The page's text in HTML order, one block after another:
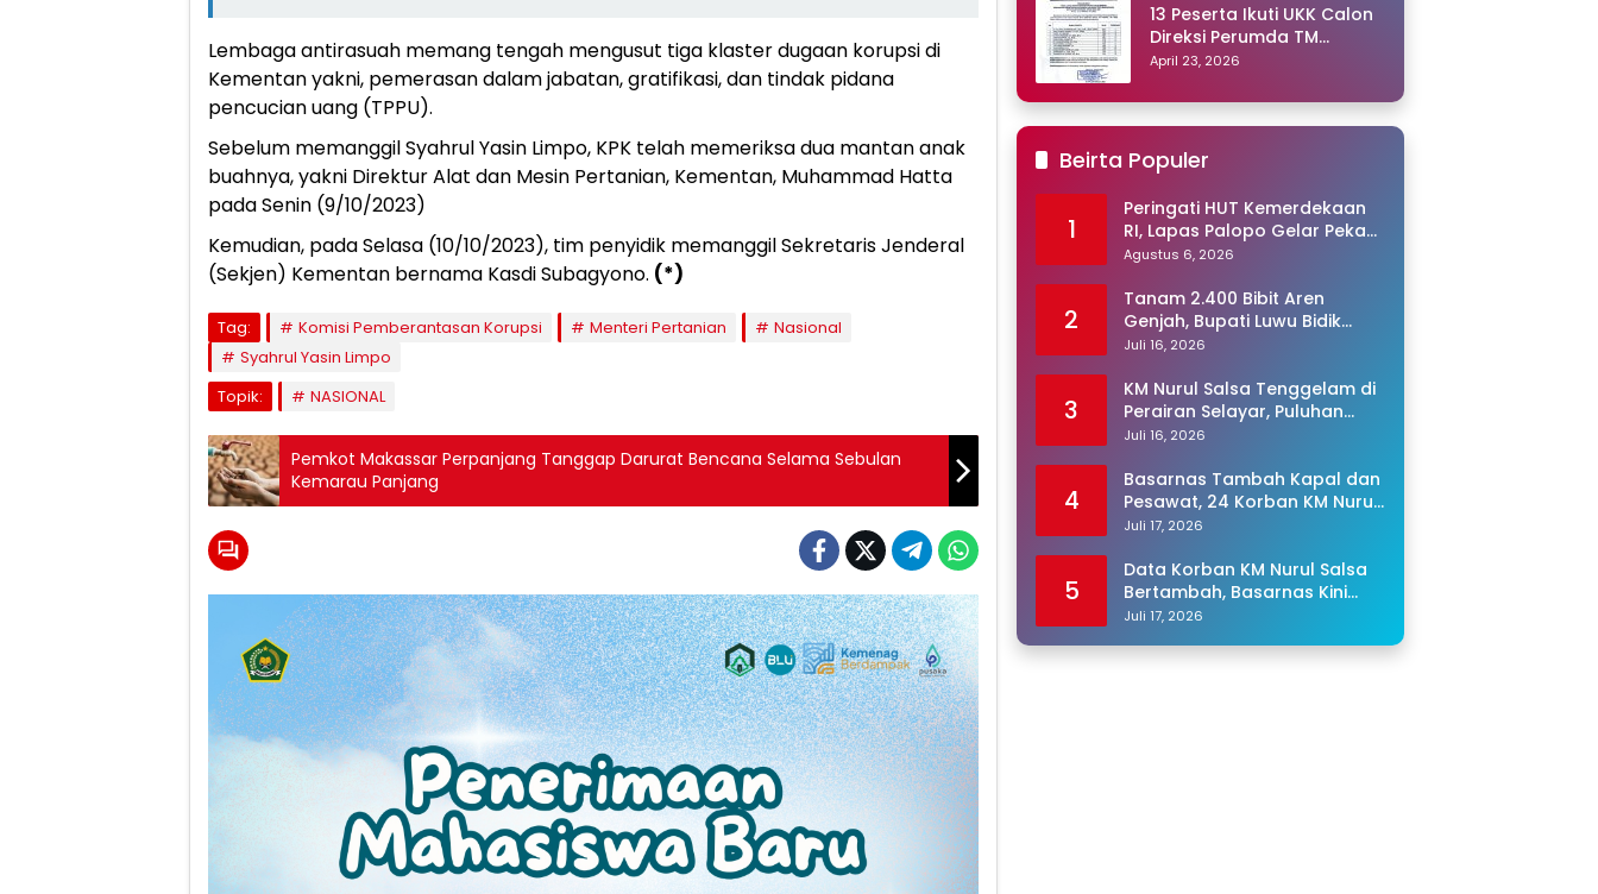
Lembaga antirasuah memang tengah mengusut tiga klaster dugaan korupsi di
Kementan yakni, pemerasan dalam jabatan, gratifikasi, dan tindak pidana
pencucian uang (TPPU).
Sebelum memanggil Syahrul Yasin Limpo, KPK telah memeriksa dua mantan anak
buahnya, yakni Direktur Alat dan Mesin Pertanian, Kementan, Muhammad Hatta
pada Senin (9/10/2023)
Kemudian, pada Selasa (10/10/2023), tim penyidik memanggil Sekretaris Jenderal
(Sekjen) Kementan bernama Kasdi Subagyono. (*)
Tag: Komisi Pemberantasan Korupsi Menteri Pertanian
Nasional
Syahrul Yasin Limpo
Topik:
NASIONAL
Pemkot Makassar Perpanjang Tanggap Darurat Bencana Selama Sebulan
Kemarau Panjang
13 Peserta Ikuti UKK Calon
Direksi Perumda TM
Palopo, Ris Akril Raih
April 23, 2026
Beirta Populer
1
Peringati HUT Kemerdekaan
RI, Lapas Palopo Gelar Pekan
Olahraga untuk Warga
Agustus 6, 2026
2
Tanam 2.400 Bibit Aren
Genjah, Bupati Luwu Bidik
Sentra Produksi Gula Aren
Juli 16, 2026
3
KM Nurul Salsa Tenggelam di
Perairan Selayar, Puluhan
Penumpang Masih Hilang
Juli 16, 2026
4
Basarnas Tambah Kapal dan
Pesawat, 24 Korban KM Nurul
Salsa Masih Dicari
Juli 17, 2026
5
Data Korban KM Nurul Salsa
Bertambah, Basarnas Kini
Cari 25 Orang yang Masih
Juli 17, 2026